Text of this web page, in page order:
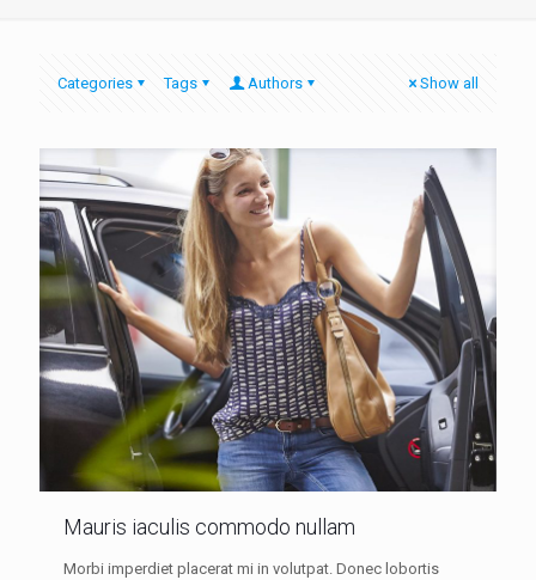
Categories Tags Authors Show all
Mauris iaculis commodo nullam
Morbi imperdiet placerat mi in volutpat. Donec lobortis